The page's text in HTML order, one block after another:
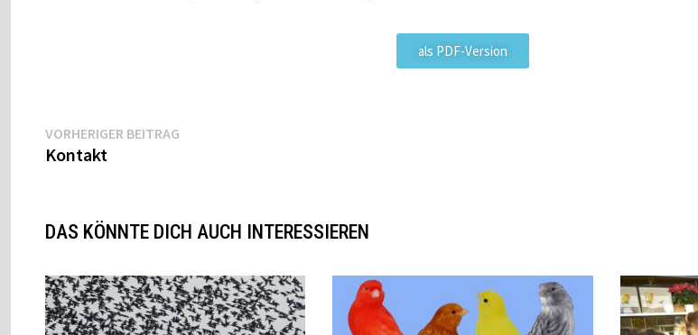
als PDF-Version
VORHERIGER BEITRAG
Kontakt
DAS KÖNNTE DICH AUCH INTERESSIEREN